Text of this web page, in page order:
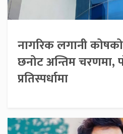
नागरिक लगानी
छनोट अन्तिम चरणमा,
प्रतिस्पर्धामा